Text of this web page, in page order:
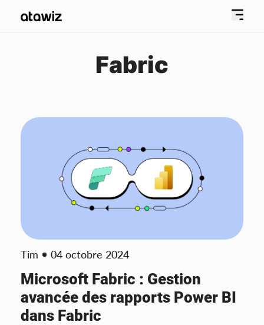
Fabric
Tim 04 octobre 2024
Microsoft Fabric : Gestion
avancée des rapports Power BI
dans Fabric